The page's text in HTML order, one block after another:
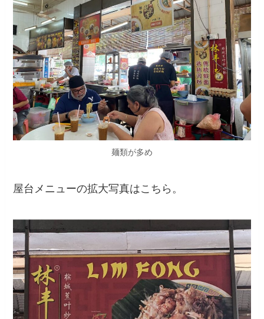
麺類が多め
屋台メニューの拡大写真はこちら。